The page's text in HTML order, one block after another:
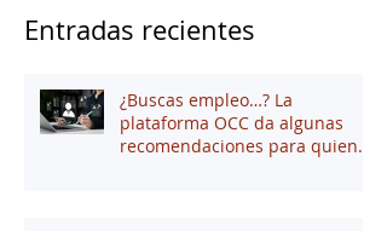
Entradas recientes
¿Buscas empleo…? La
plataforma OCC da algunas
recomendaciones para quienes